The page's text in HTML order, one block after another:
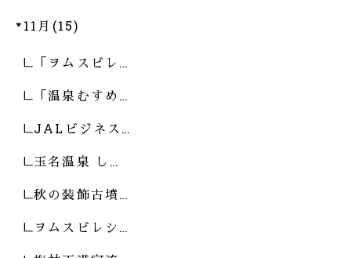
11月(15)
「ヲムスビレ…
「温泉むすめ…
JALビジネス…
玉名温泉 し…
秋の装飾古墳…
ヲムスビレシ…